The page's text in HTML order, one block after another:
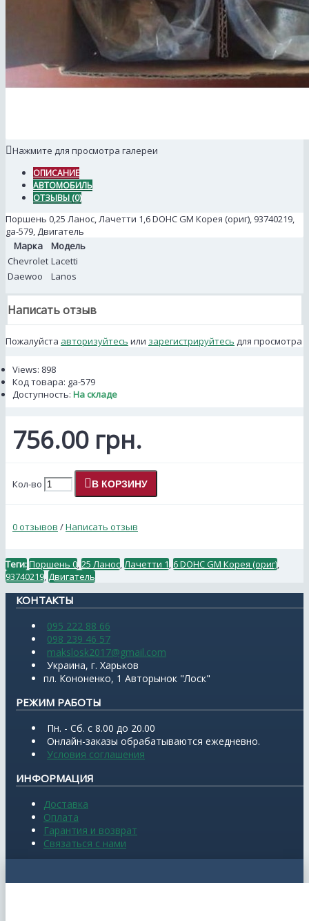
Нажмите для просмотра галереи
ОПИСАНИЕ
АВТОМОБИЛЬ
ОТЗЫВЫ (0)
Поршень 0,25 Ланос, Лачетти 1,6 DOHC GM Корея (ориг), 93740219,
ga-579, Двигатель
Марка
Модель
Chevrolet Lacetti
Daewoo
Lanos
Написать отзыв
Пожалуйста авторизуйтесь или зарегистрируйтесь для просмотра
Views: 898
Код товара: ga-579
Доступность: На складе
756.00 грн.
Кол-во В КОРЗИНУ
0 отзывов /Написать отзыв
Теги:Поршень 0 25 Ланос Лачетти 1 6 DOHC GM Корея (ориг)
93740219 Двигатель
КОНТАКТЫ
095 222 88 66
098 239 46 57
makslosk2017@gmail.com
Украина, г. Харьков
пл. Кононенко, 1 Авторынок "Лоск"
РЕЖИМ РАБОТЫ
Пн. - Сб. с 8.00 до 20.00
Онлайн-заказы обрабатываются ежедневно.
Условия соглашения
ИНФОРМАЦИЯ
Доставка
Оплата
Гарантия и возврат
Связаться с нами